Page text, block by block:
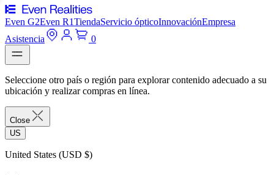
Even G2Even R1TiendaServicio ópticoInnovaciónEmpresa
Asistencia
0
Seleccione otro país o región para explorar contenido adecuado a su
ubicación y realizar compras en línea.
Close
US
United States (USD $)